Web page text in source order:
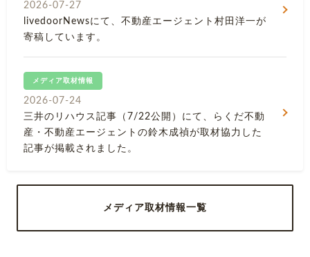
2026-07-27
livedoorNewsにて、不動産エージェント村田洋一が
寄稿しています。
メディア取材情報
2026-07-24
三井のリハウス記事（7/22公開）にて、らくだ不動
産・不動産エージェントの鈴木成禎が取材協力した
記事が掲載されました。
メディア取材情報一覧